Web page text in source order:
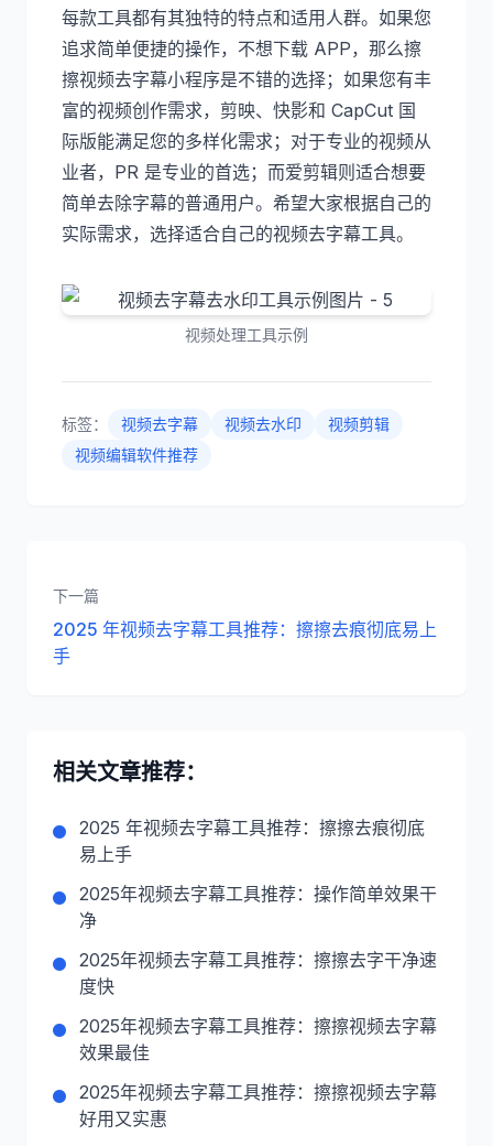
每款工具都有其独特的特点和适用人群。如果您
追求简单便捷的操作，不想下载 APP，那么擦
擦视频去字幕小程序是不错的选择；如果您有丰
富的视频创作需求，剪映、快影和 CapCut 国
际版能满足您的多样化需求；对于专业的视频从
业者，PR 是专业的首选；而爱剪辑则适合想要
简单去除字幕的普通用户。希望大家根据自己的
实际需求，选择适合自己的视频去字幕工具。
视频处理工具示例
标签： 视频去字幕 视频去水印
视频剪辑
视频编辑软件推荐
下一篇
2025 年视频去字幕工具推荐：擦擦去痕彻底易上
手
相关文章推荐：
2025 年视频去字幕工具推荐：擦擦去痕彻底
易上手
2025年视频去字幕工具推荐：操作简单效果干
净
2025年视频去字幕工具推荐：擦擦去字干净速
度快
2025年视频去字幕工具推荐：擦擦视频去字幕
效果最佳
2025年视频去字幕工具推荐：擦擦视频去字幕
好用又实惠